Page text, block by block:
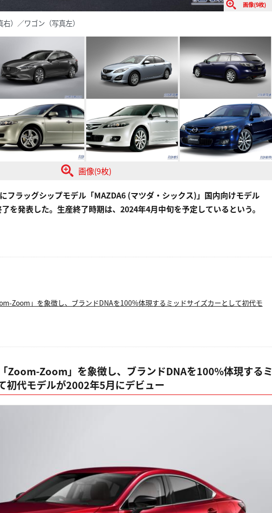
画像(9枚)
）／ワゴン（写真左）
画像(9枚)
フラッグシップモデル「MAZDA6 (マツダ・シックス)」国内向けモデル
を発表した。生産終了時期は、2024年4月中旬を予定しているという。
Zoom」を象徴し、ブランドDNAを100%体現するミッドサイズカーとして初代モ
Zoom-Zoom」を象徴し、ブランドDNAを100%体現するミ
初代モデルが2002年5月にデビュー